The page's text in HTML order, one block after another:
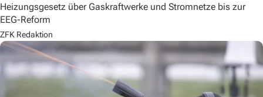
Heizungsgesetz über Gaskraftwerke und Stromnetze bis zur
EEG-Reform
ZFK Redaktion